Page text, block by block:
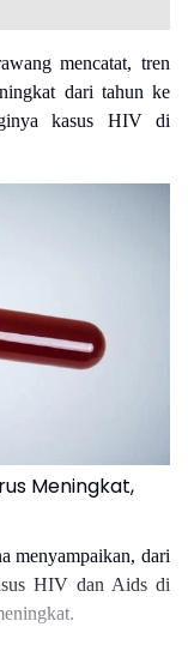
mencatat, tren
dari tahun ke
kasus HIV di
Meningkat,
menyampaikan, dari
HIV dan Aids di